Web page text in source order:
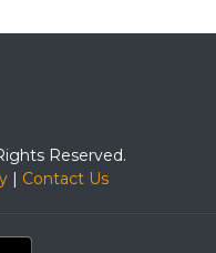
Reserved.
| Contact Us